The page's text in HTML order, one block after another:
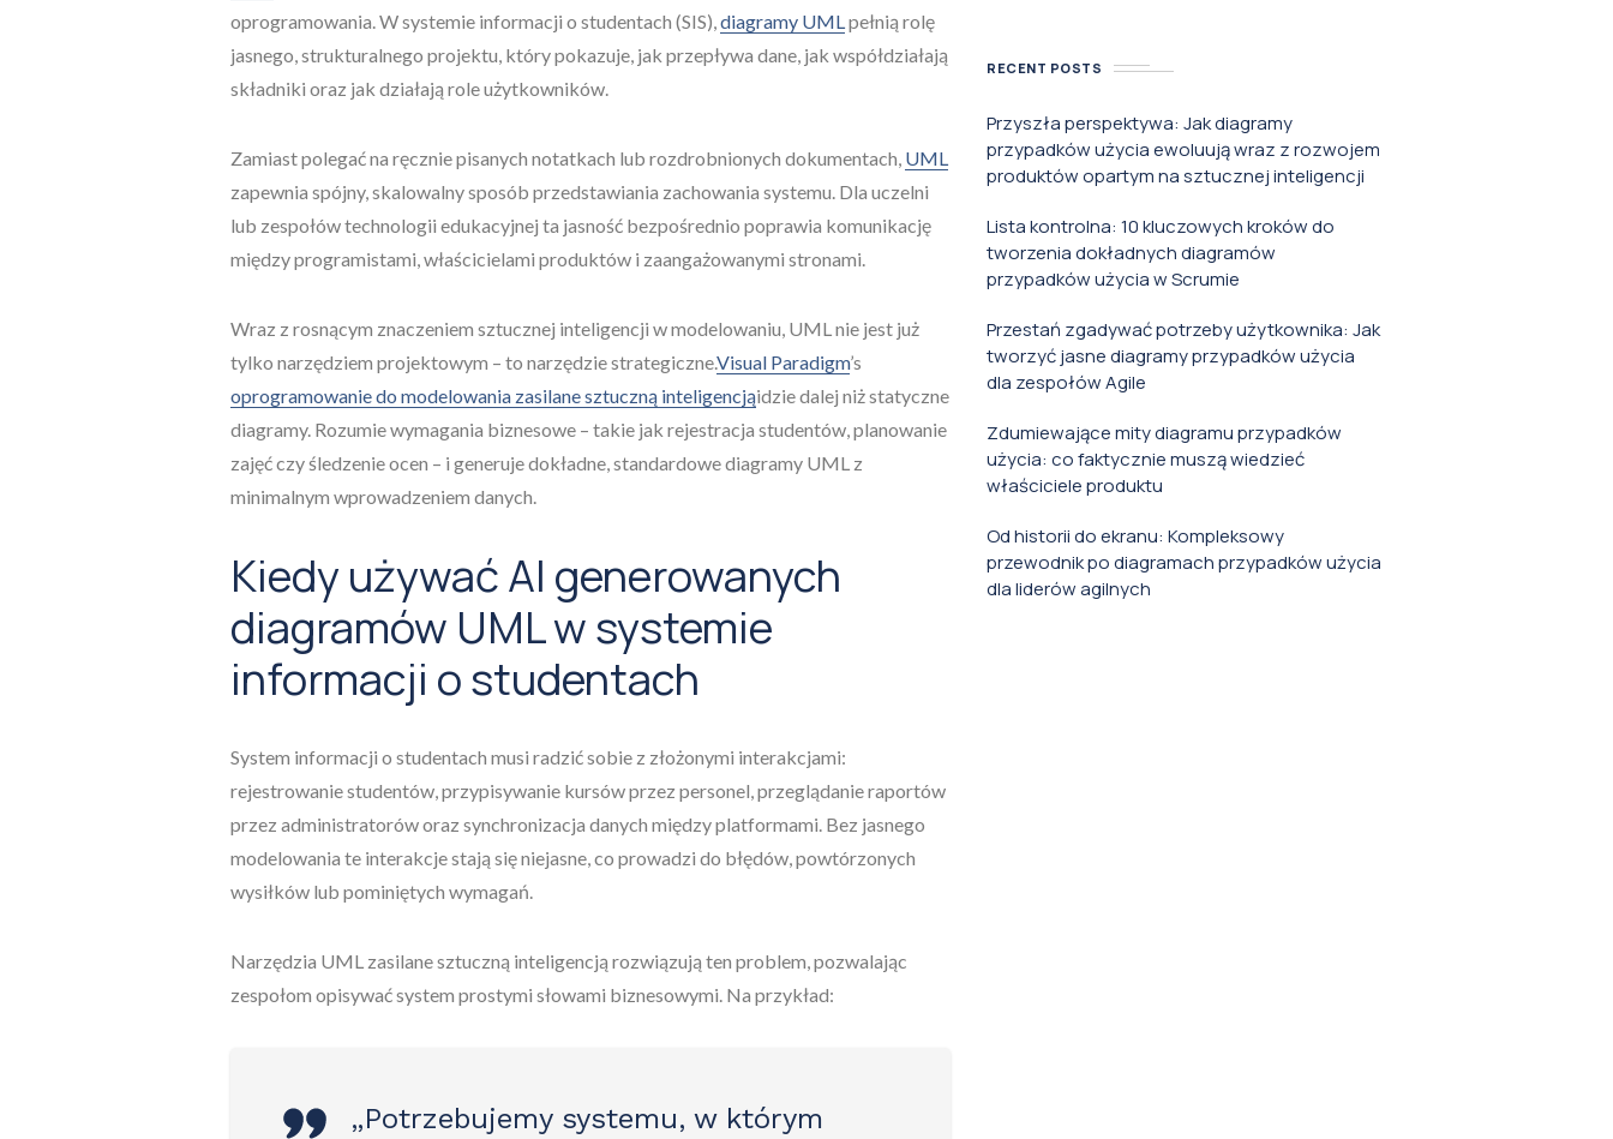
oprogramowania. W systemie informacji o studentach (SIS),diagramy UMLpełnią rolę
jasnego, strukturalnego projektu, który pokazuje, jak przepływa dane, jak współdziałają
składniki oraz jak działają role użytkowników.
Zamiast polegać na ręcznie pisanych notatkach lub rozdrobnionych dokumentach, UML
zapewnia spójny, skalowalny sposób przedstawiania zachowania systemu. Dla uczelni
lub zespołów technologii edukacyjnej ta jasność bezpośrednio poprawia komunikację
między programistami, właścicielami produktów i zaangażowanymi stronami.
Wraz z rosnącym znaczeniem sztucznej inteligencji w modelowaniu, UML nie jest już
tylko narzędziem projektowym – to narzędzie strategiczne.Visual Paradigm’s
oprogramowanie do modelowania zasilane sztuczną inteligencjąidzie dalej niż statyczne
diagramy. Rozumie wymagania biznesowe – takie jak rejestracja studentów, planowanie
zajęć czy śledzenie ocen – i generuje dokładne, standardowe diagramy UML z
minimalnym wprowadzeniem danych.
Kiedy używać AI generowanych
diagramów UML w systemie
informacji o studentach
System informacji o studentach musi radzić sobie z złożonymi interakcjami:
rejestrowanie studentów, przypisywanie kursów przez personel, przeglądanie raportów
przez administratorów oraz synchronizacja danych między platformami. Bez jasnego
modelowania te interakcje stają się niejasne, co prowadzi do błędów, powtórzonych
wysiłków lub pominiętych wymagań.
Narzędzia UML zasilane sztuczną inteligencją rozwiązują ten problem, pozwalając
zespołom opisywać system prostymi słowami biznesowymi. Na przykład:
„Potrzebujemy systemu, w którym
RECENT POSTS
Przyszła perspektywa: Jak diagramy
przypadków użycia ewoluują wraz z rozwojem
produktów opartym na sztucznej inteligencji
Lista kontrolna: 10 kluczowych kroków do
tworzenia dokładnych diagramów
przypadków użycia w Scrumie
Przestań zgadywać potrzeby użytkownika: Jak
tworzyć jasne diagramy przypadków użycia
dla zespołów Agile
Zdumiewające mity diagramu przypadków
użycia: co faktycznie muszą wiedzieć
właściciele produktu
Od historii do ekranu: Kompleksowy
przewodnik po diagramach przypadków użycia
dla liderów agilnych